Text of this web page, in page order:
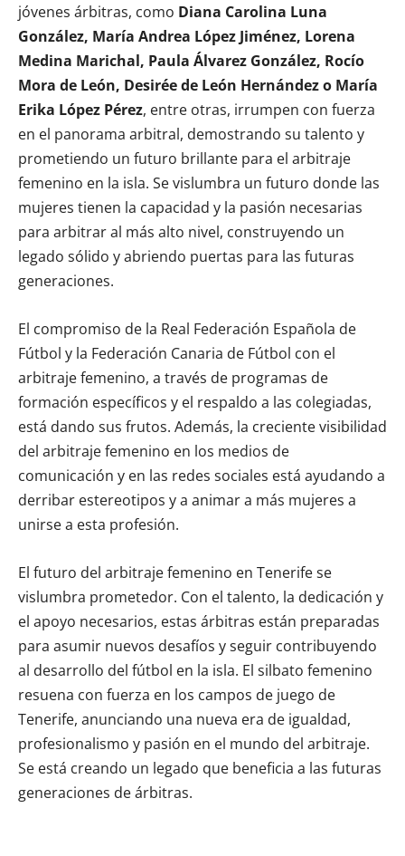
jóvenes árbitras, como Diana Carolina Luna
González, María Andrea López Jiménez, Lorena
Medina Marichal, Paula Álvarez González, Rocío
Mora de León, Desirée de León Hernández o María
Erika López Pérez, entre otras, irrumpen con fuerza
en el panorama arbitral, demostrando su talento y
prometiendo un futuro brillante para el arbitraje
femenino en la isla. Se vislumbra un futuro donde las
mujeres tienen la capacidad y la pasión necesarias
para arbitrar al más alto nivel, construyendo un
legado sólido y abriendo puertas para las futuras
generaciones.
El compromiso de la Real Federación Española de
Fútbol y la Federación Canaria de Fútbol con el
arbitraje femenino, a través de programas de
formación específicos y el respaldo a las colegiadas,
está dando sus frutos. Además, la creciente visibilidad
del arbitraje femenino en los medios de
comunicación y en las redes sociales está ayudando a
derribar estereotipos y a animar a más mujeres a
unirse a esta profesión.
El futuro del arbitraje femenino en Tenerife se
vislumbra prometedor. Con el talento, la dedicación y
el apoyo necesarios, estas árbitras están preparadas
para asumir nuevos desafíos y seguir contribuyendo
al desarrollo del fútbol en la isla. El silbato femenino
resuena con fuerza en los campos de juego de
Tenerife, anunciando una nueva era de igualdad,
profesionalismo y pasión en el mundo del arbitraje.
Se está creando un legado que beneficia a las futuras
generaciones de árbitras.